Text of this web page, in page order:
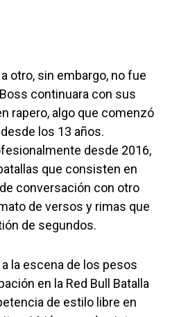
otro, sin embargo, no fue
continuara con sus
rapero, algo que comenzó
los 13 años.
desde 2016,
que consisten en
conversación con otro
de versos y rimas que
de segundos.
la escena de los pesos
en la Red Bull Batalla
de estilo libre en